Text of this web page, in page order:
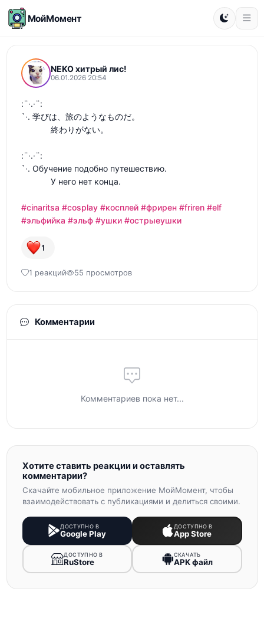
МойМомент
NEKO хитрый лис!
06.01.2026 20:54
:¨·.·¨:
`·. 学びは、旅のようなものだ。
⠀⠀⠀⠀⠀終わりがない。
:¨·.·¨:
`·. Обучение подобно путешествию.
⠀⠀⠀⠀⠀У него нет конца.
#cinaritsa #cosplay #косплей #фрирен #friren #elf
#эльфийка #эльф #ушки #острыеушки
1
1 реакций 55 просмотров
Комментарии
Комментариев пока нет...
Хотите ставить реакции и оставлять
комментарии?
Скачайте мобильное приложение МойМомент, чтобы
взаимодействовать с публикациями и делиться своими.
ДОСТУПНО В
Google Play
ДОСТУПНО В
App Store
ДОСТУПНО В
RuStore
СКАЧАТЬ
APK файл